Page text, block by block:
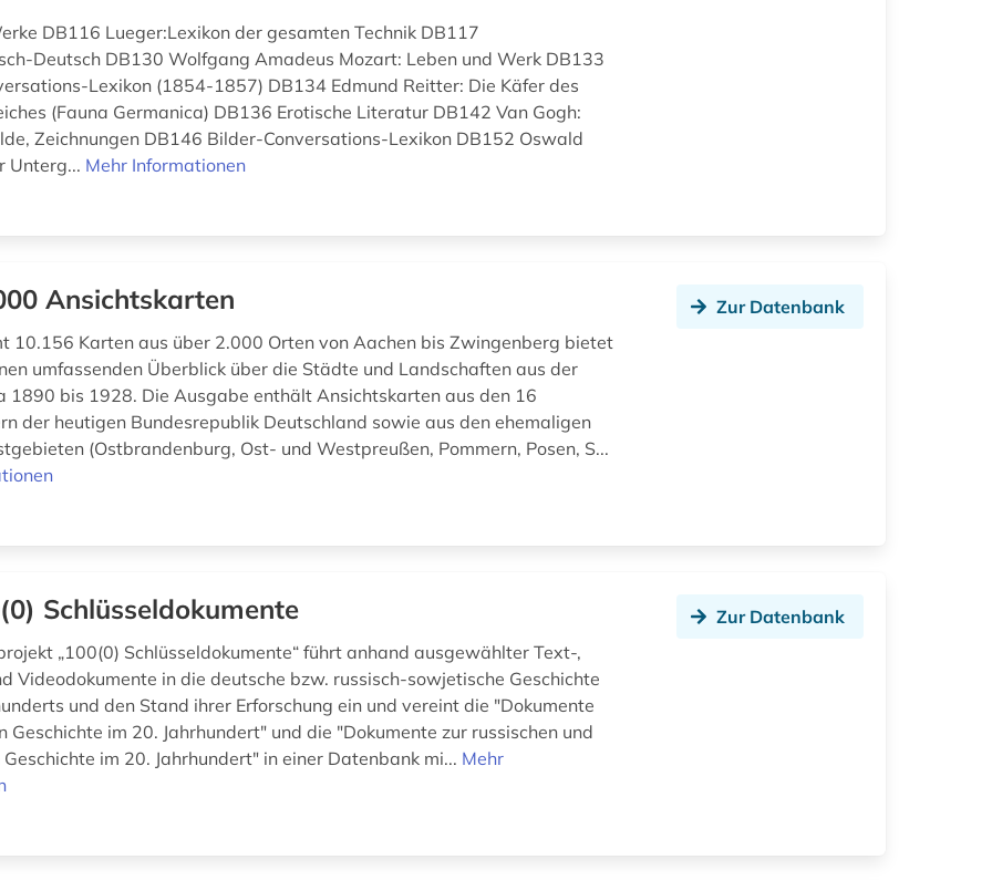
DB116 Lueger:Lexikon der gesamten Technik DB117
Deutsch DB130 Wolfgang Amadeus Mozart: Leben und Werk DB133
Lexikon (1854-1857) DB134 Edmund Reitter: Die Käfer des
(Fauna Germanica) DB136 Erotische Literatur DB142 Van Gogh:
Zeichnungen DB146 Bilder-Conversations-Lexikon DB152 Oswald
Unterg... Mehr Informationen
Ansichtskarten
10.156 Karten aus über 2.000 Orten von Aachen bis Zwingenberg bietet
umfassenden Überblick über die Städte und Landschaften aus der
1890 bis 1928. Die Ausgabe enthält Ansichtskarten aus den 16
der heutigen Bundesrepublik Deutschland sowie aus den ehemaligen
(Ostbrandenburg, Ost- und Westpreußen, Pommern, Posen, S...
Zur Datenbank
Schlüsseldokumente
„100(0) Schlüsseldokumente“ führt anhand ausgewählter Text-,
Videodokumente in die deutsche bzw. russisch-sowjetische Geschichte
und den Stand ihrer Erforschung ein und vereint die "Dokumente
Geschichte im 20. Jahrhundert" und die "Dokumente zur russischen und
im 20. Jahrhundert" in einer Datenbank mi... Mehr
Zur Datenbank